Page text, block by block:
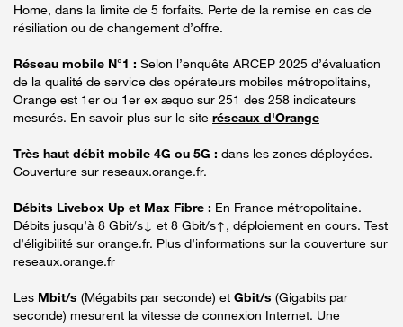
Home, dans la limite de 5 forfaits. Perte de la remise en cas de
résiliation ou de changement d’offre.
Réseau mobile N°1 : Selon l’enquête ARCEP 2025 d’évaluation
de la qualité de service des opérateurs mobiles métropolitains,
Orange est 1er ou 1er ex æquo sur 251 des 258 indicateurs
mesurés. En savoir plus sur le site réseaux d'Orange
Très haut débit mobile 4G ou 5G : dans les zones déployées.
Couverture sur reseaux.orange.fr.
Débits Livebox Up et Max Fibre : En France métropolitaine.
Débits jusqu’à 8 Gbit/s↓ et 8 Gbit/s↑, déploiement en cours. Test
d’éligibilité sur orange.fr. Plus d’informations sur la couverture sur
reseaux.orange.fr
Les Mbit/s (Mégabits par seconde) et Gbit/s (Gigabits par
seconde) mesurent la vitesse de connexion Internet. Une